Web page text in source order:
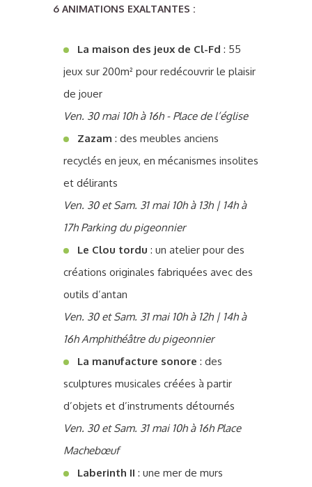
6 ANIMATIONS EXALTANTES :
La maison des jeux de Cl-Fd : 55
jeux sur 200m² pour redécouvrir le plaisir
de jouer
Ven. 30 mai 10h à 16h - Place de l’église
Zazam : des meubles anciens
recyclés en jeux, en mécanismes insolites
et délirants
Ven. 30 et Sam. 31 mai 10h à 13h | 14h à
17h Parking du pigeonnier
Le Clou tordu : un atelier pour des
créations originales fabriquées avec des
outils d’antan
Ven. 30 et Sam. 31 mai 10h à 12h | 14h à
16h Amphithéâtre du pigeonnier
La manufacture sonore : des
sculptures musicales créées à partir
d’objets et d’instruments détournés
Ven. 30 et Sam. 31 mai 10h à 16h Place
Machebœuf
Laberinth II: une mer de murs